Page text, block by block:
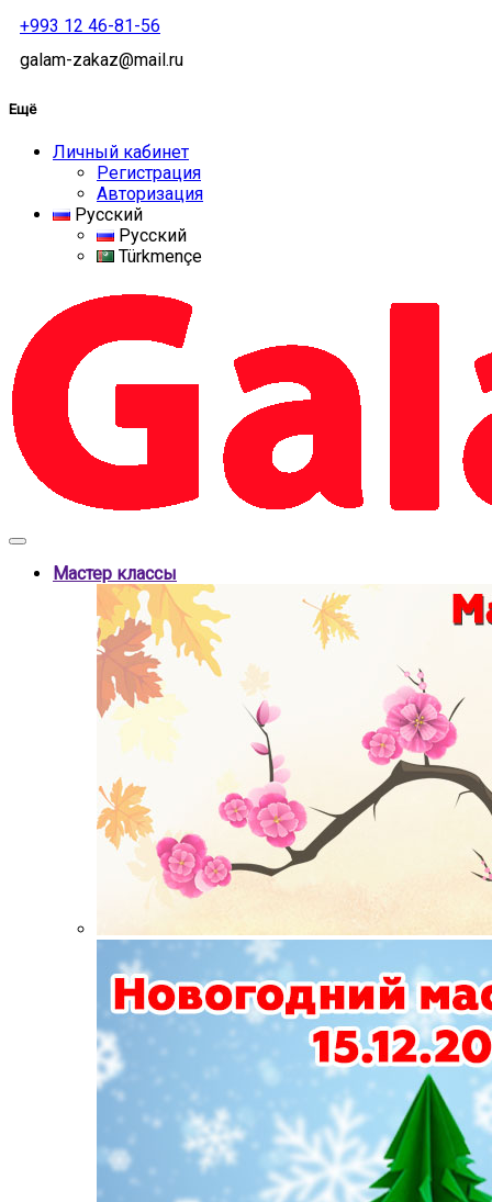
+993 12 46-81-56
galam-zakaz@mail.ru
Ещё
Личный кабинет
Регистрация
Авторизация
Русский
Русский
Türkmençe
Мастер классы